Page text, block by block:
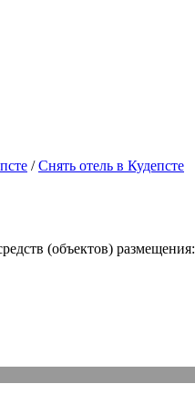
/Снять отель в Кудепсте
(объектов) размещения: